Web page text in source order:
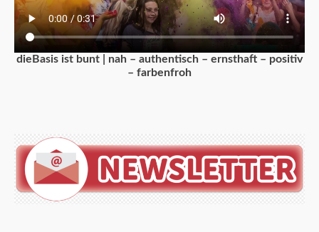
dieBasis ist bunt | nah – authentisch – ernsthaft – positiv
– farbenfroh